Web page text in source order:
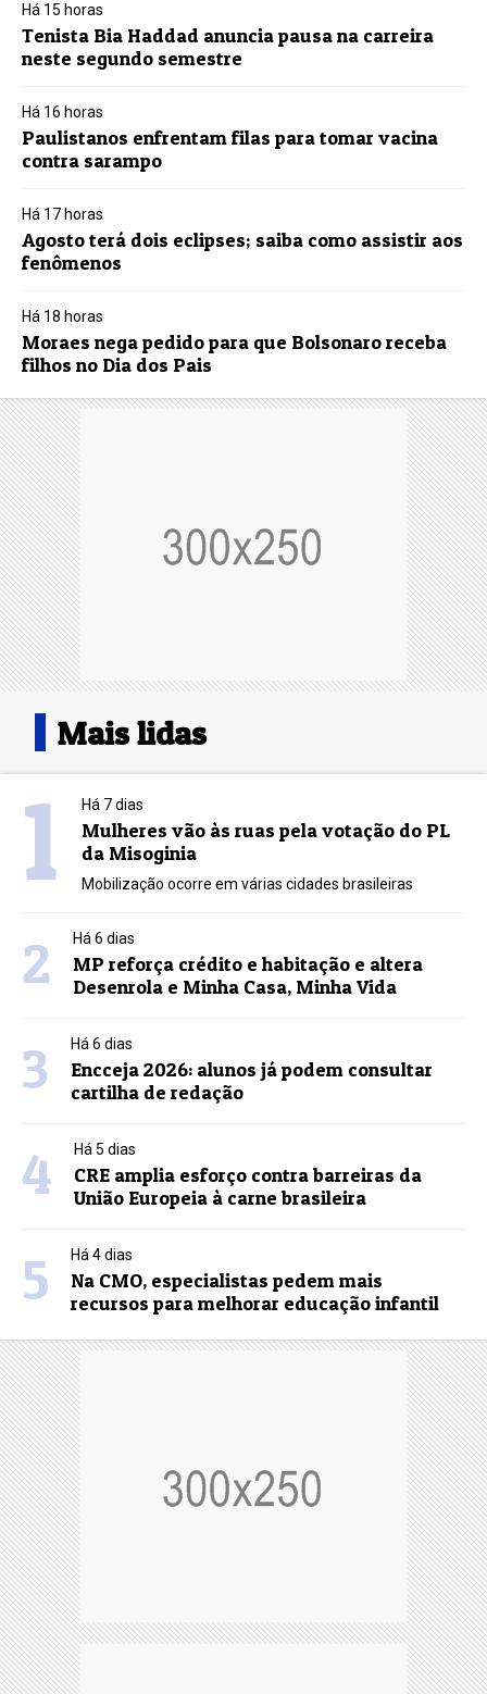
Há 15 horas
Tenista Bia Haddad anuncia pausa na carreira
neste segundo semestre
Há 16 horas
Paulistanos enfrentam filas para tomar vacina
contra sarampo
Há 17 horas
Agosto terá dois eclipses; saiba como assistir aos
fenômenos
Há 18 horas
Moraes nega pedido para que Bolsonaro receba
filhos no Dia dos Pais
Mais lidas
1 Há 7 dias
Mulheres vão às ruas pela votação do PL
da Misoginia
Mobilização ocorre em várias cidades brasileiras
2 Há 6 dias
MP reforça crédito e habitação e altera
Desenrola e Minha Casa, Minha Vida
3 Há 6 dias
Encceja 2026: alunos já podem consultar
cartilha de redação
4 Há 5 dias
CRE amplia esforço contra barreiras da
União Europeia à carne brasileira
5 Há 4 dias
Na CMO, especialistas pedem mais
recursos para melhorar educação infantil